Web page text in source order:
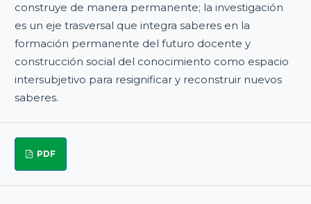
construye de manera permanente; la investigación
es un eje trasversal que integra saberes en la
formación permanente del futuro docente y
construcción social del conocimiento como espacio
intersubjetivo para resignificar y reconstruir nuevos
saberes.
PDF